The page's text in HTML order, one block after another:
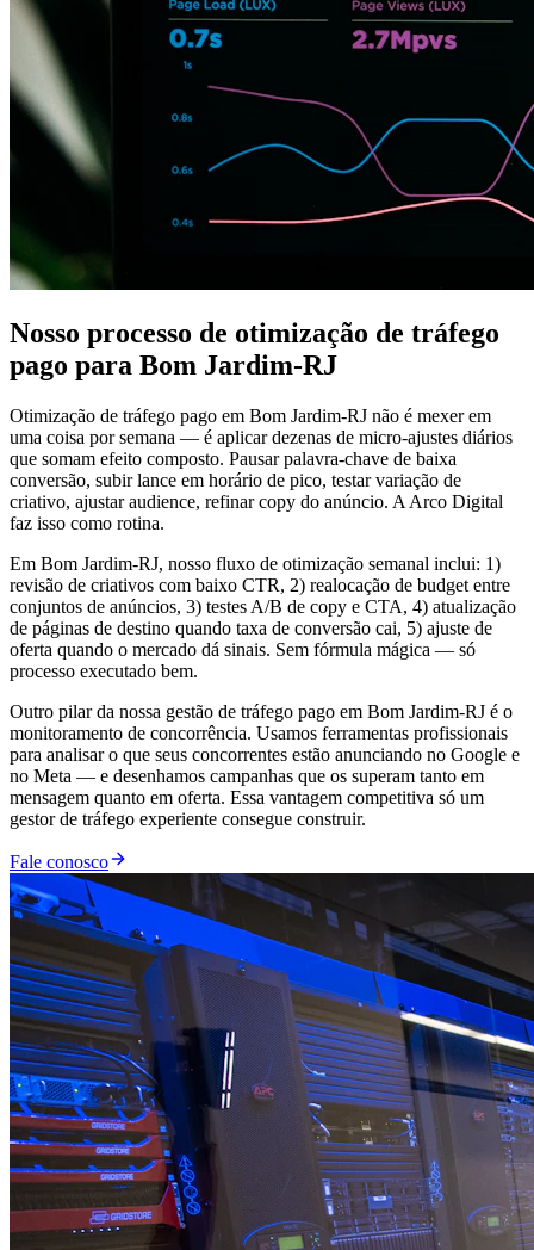
Nosso processo de otimização de tráfego
pago para Bom Jardim-RJ
Otimização de tráfego pago em Bom Jardim-RJ não é mexer em
uma coisa por semana — é aplicar dezenas de micro-ajustes diários
que somam efeito composto. Pausar palavra-chave de baixa
conversão, subir lance em horário de pico, testar variação de
criativo, ajustar audience, refinar copy do anúncio. A Arco Digital
faz isso como rotina.
Em Bom Jardim-RJ, nosso fluxo de otimização semanal inclui: 1)
revisão de criativos com baixo CTR, 2) realocação de budget entre
conjuntos de anúncios, 3) testes A/B de copy e CTA, 4) atualização
de páginas de destino quando taxa de conversão cai, 5) ajuste de
oferta quando o mercado dá sinais. Sem fórmula mágica — só
processo executado bem.
Outro pilar da nossa gestão de tráfego pago em Bom Jardim-RJ é o
monitoramento de concorrência. Usamos ferramentas profissionais
para analisar o que seus concorrentes estão anunciando no Google e
no Meta — e desenhamos campanhas que os superam tanto em
mensagem quanto em oferta. Essa vantagem competitiva só um
gestor de tráfego experiente consegue construir.
Fale conosco